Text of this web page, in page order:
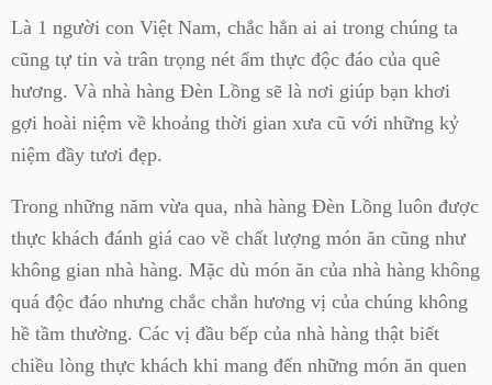
Là 1 người con Việt Nam, chắc hẳn ai ai trong chúng ta
cũng tự tin và trân trọng nét ẩm thực độc đáo của quê
hương. Và nhà hàng Đèn Lồng sẽ là nơi giúp bạn khơi
gợi hoài niệm về khoảng thời gian xưa cũ với những kỷ
niệm đầy tươi đẹp.
Trong những năm vừa qua, nhà hàng Đèn Lồng luôn được
thực khách đánh giá cao về chất lượng món ăn cũng như
không gian nhà hàng. Mặc dù món ăn của nhà hàng không
quá độc đáo nhưng chắc chắn hương vị của chúng không
hề tầm thường. Các vị đầu bếp của nhà hàng thật biết
chiều lòng thực khách khi mang đến những món ăn quen